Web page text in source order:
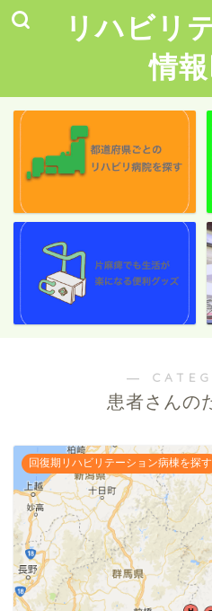
リハビリ
情
―
患者さんの
回復期リハビリテーション病棟を探す